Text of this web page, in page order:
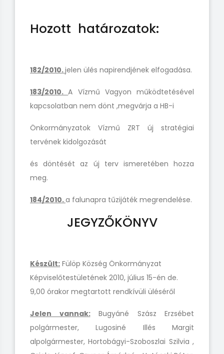
Hozott határozatok:
182/2010.jelen ülés napirendjének elfogadása.
183/2010.A Vízmű Vagyon működtetésével
kapcsolatban nem dönt ,megvárja a HB-i
Önkormányzatok Vízmű
ZRT új stratégiai
tervének kidolgozását
és döntését az új terv ismeretében hozza
meg.
184/2010.a falunapra tűzijáték megrendelése.
JEGYZŐKÖNYV
Készült: Fülöp Község Önkormányzat
Képviselőtestületének 2010, július 15-én de.
9,00 órakor megtartott rendkívüli üléséről
Jelen vannak:Bugyáné Szász Erzsébet
polgármester, Lugosiné Illés Margit
alpolgármester, Hortobágyi-Szoboszlai Szilvia ,